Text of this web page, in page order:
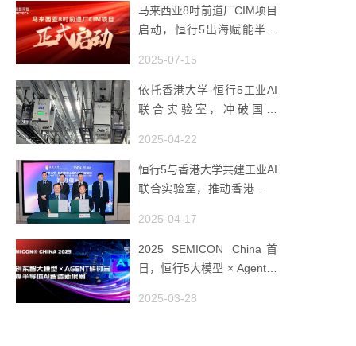
马来西亚8吋前道厂CIM项目
启动，恒行5出海赋能半导
2025-07-15
依托香港大学-恒行5工业AI
联合实验室，冲破国产
2025-04-22
恒行5与香港大学共建工业AI
联合实验室，推动香港成为
2025-04-17
2025 SEMICON China首
日，恒行5大模型 × Agent研
潮
2025-03-28